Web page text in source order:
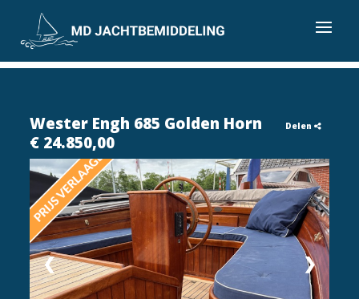
Wester Engh 685 Golden Horn Delen
€ 24.850,00
❮ ❯